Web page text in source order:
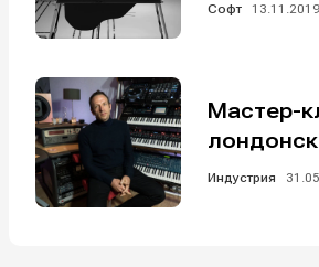
Софт 13.11.2019
Мастер-
Индустрия